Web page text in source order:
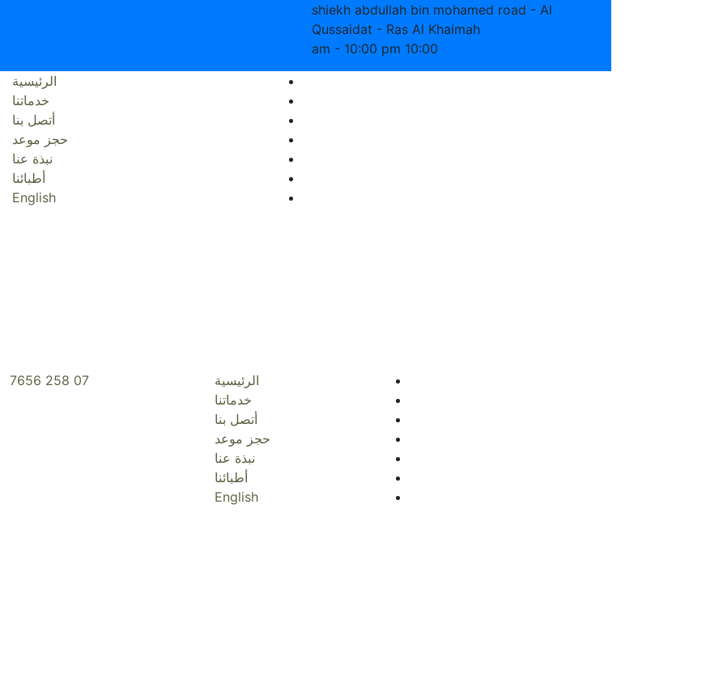
shiekh abdullah bin mohamed road - Al
Qussaidat - Ras Al Khaimah
10:00 am - 10:00 pm
الرئيسية
خدماتنا
أتصل بنا
حجز موعد
نبذة عنا
أطبائنا
English
الرئيسية
خدماتنا
أتصل بنا
حجز موعد
نبذة عنا
أطبائنا
English
07 258 7656